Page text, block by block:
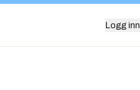
Logg inn